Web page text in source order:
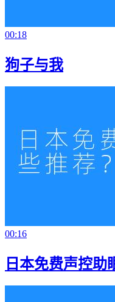
00:18
狗子与我
00:16
日本免费声控助